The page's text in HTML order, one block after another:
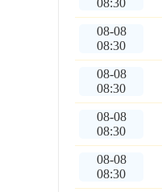
08:30
08-08
08:30
08-08
08:30
08-08
08:30
08-08
08:30